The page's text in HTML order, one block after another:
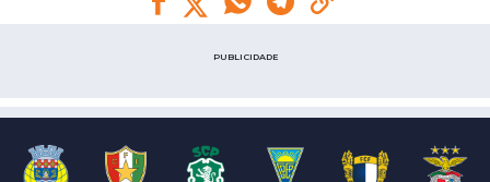
PUBLICIDADE